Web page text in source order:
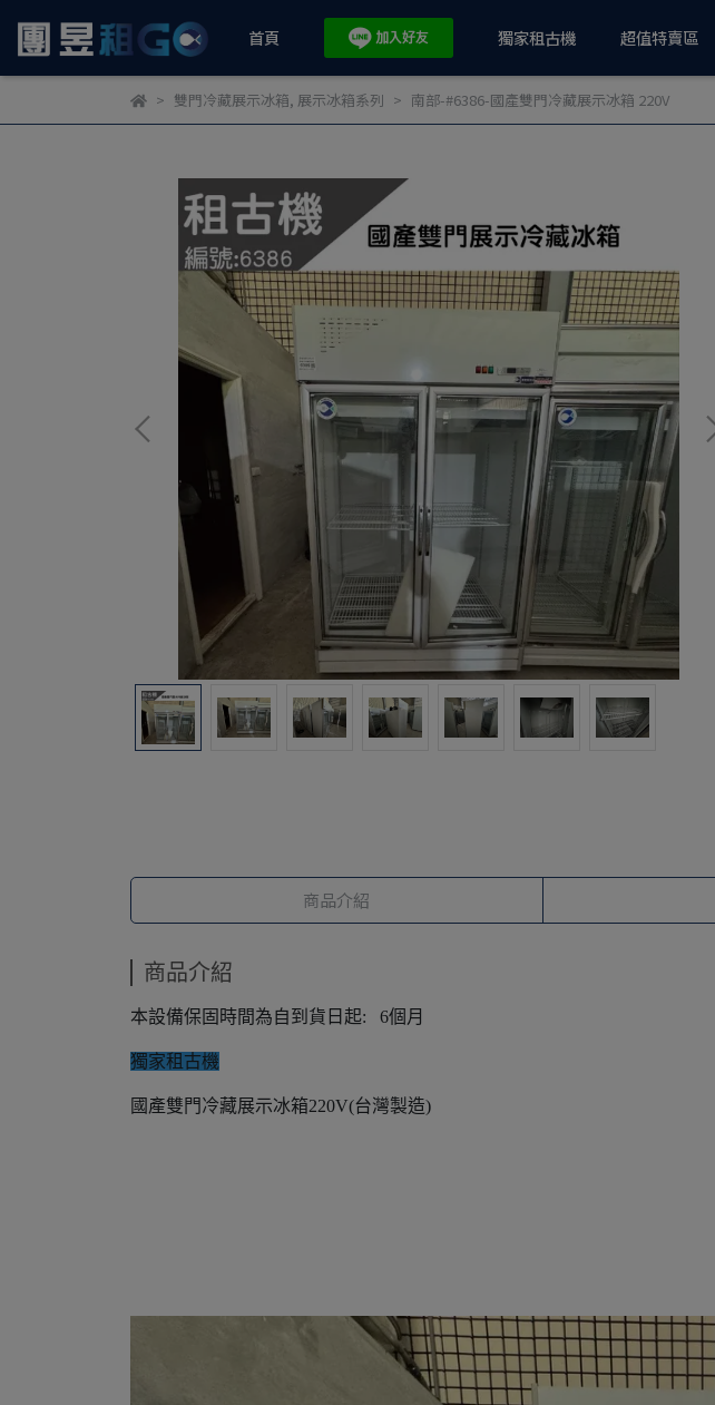
首頁 獨家租古機 超值特賣區
雙門冷藏展示冰箱, 展示冰箱系列 南部-#6386-國產雙門冷藏展示冰箱 220V
商品介紹
商品介紹
本設備保固時間為自到貨日起: 6個月
獨家租古機
國產雙門冷藏展示冰箱220V(台灣製造)